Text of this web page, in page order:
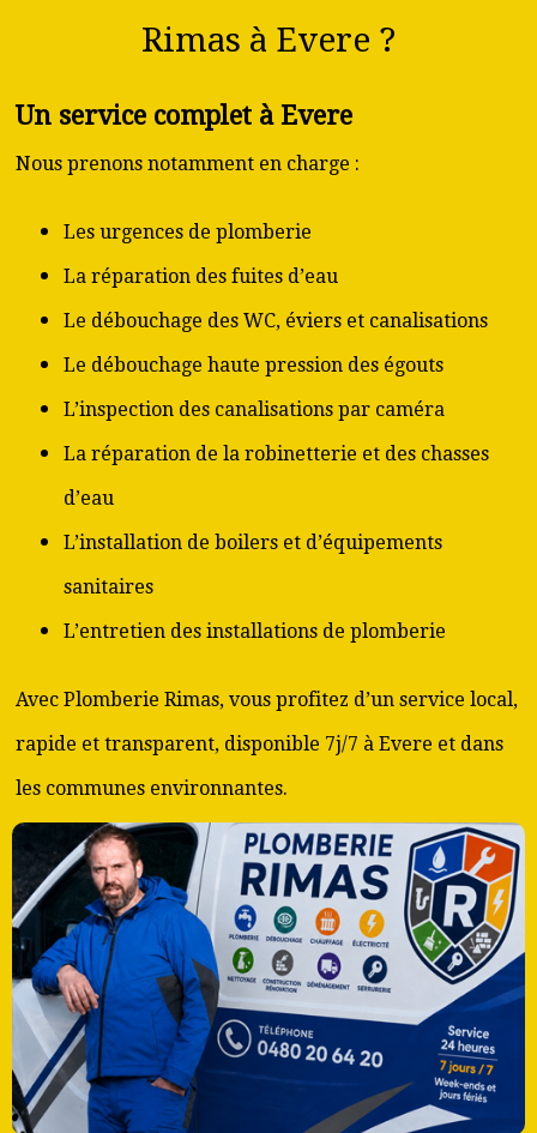
Rimas à Evere ?
Un service complet à Evere
Nous prenons notamment en charge :
Les urgences de plomberie
La réparation des fuites d’eau
Le débouchage des WC, éviers et canalisations
Le débouchage haute pression des égouts
L’inspection des canalisations par caméra
La réparation de la robinetterie et des chasses
d’eau
L’installation de boilers et d’équipements
sanitaires
L’entretien des installations de plomberie
Avec Plomberie Rimas, vous profitez d’un service local,
rapide et transparent, disponible 7j/7 à Evere et dans
les communes environnantes.